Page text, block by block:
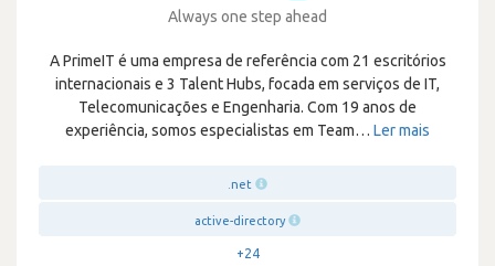
Always one step ahead
A PrimeIT é uma empresa de referência com 21 escritórios
internacionais e 3 Talent Hubs, focada em serviços de IT,
Telecomunicações e Engenharia. Com 19 anos de
experiência, somos especialistas em Team… Ler mais
.net
active-directory
+24